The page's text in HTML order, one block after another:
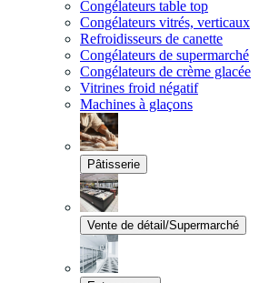
Congélateurs table top
Congélateurs vitrés, verticaux
Refroidisseurs de canette
Congélateurs de supermarché
Congélateurs de crème glacée
Vitrines froid négatif
Machines à glaçons
Pâtisserie
Vente de détail/Supermarché